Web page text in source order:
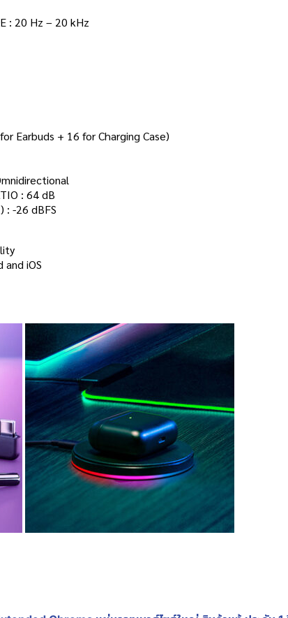
: 20 Hz – 20 kHz
Earbuds + 16 for Charging Case)
: 64 dB
: -26 dBFS
iOS